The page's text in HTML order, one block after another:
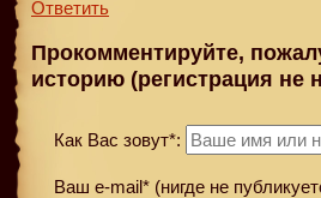
Ответить
Прокомментируйте,
историю (регистрация не
Как Вас зовут*:
Ваш e-mail* (нигде не